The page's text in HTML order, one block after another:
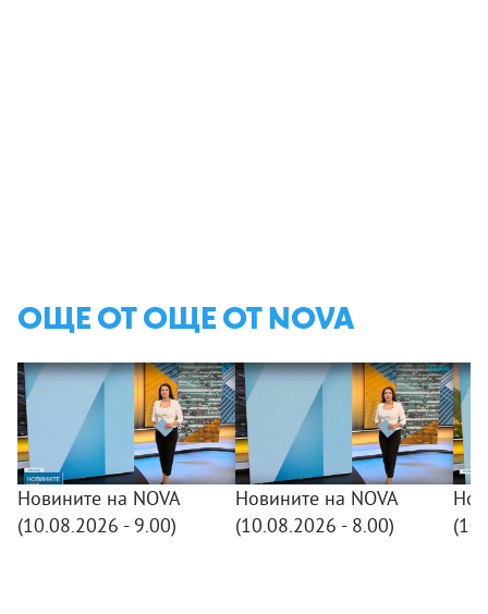
ОЩЕ ОТ ОЩЕ ОТ NOVA
Новините на NOVA
(10.08.2026 - 9.00)
Новините на NOVA
(10.08.2026 - 8.00)